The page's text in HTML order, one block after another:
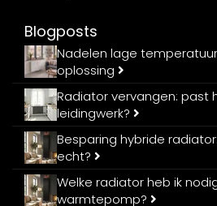
Blogposts
Nadelen lage
oplossing
Radiator vervangen: past
leidingwerk?
Besparing hybride
echt?
Welke radiator heb ik
warmtepomp?